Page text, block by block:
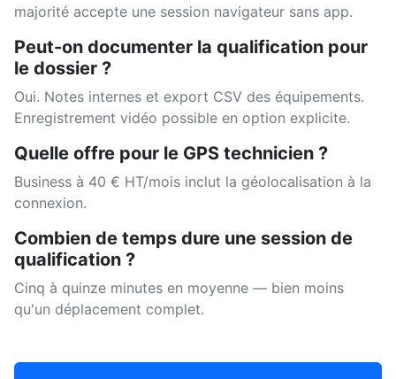
majorité accepte une session navigateur sans app.
Peut-on documenter la qualification pour
le dossier ?
Oui. Notes internes et export CSV des équipements.
Enregistrement vidéo possible en option explicite.
Quelle offre pour le GPS technicien ?
Business à 40 € HT/mois inclut la géolocalisation à la
connexion.
Combien de temps dure une session de
qualification ?
Cinq à quinze minutes en moyenne — bien moins
qu'un déplacement complet.